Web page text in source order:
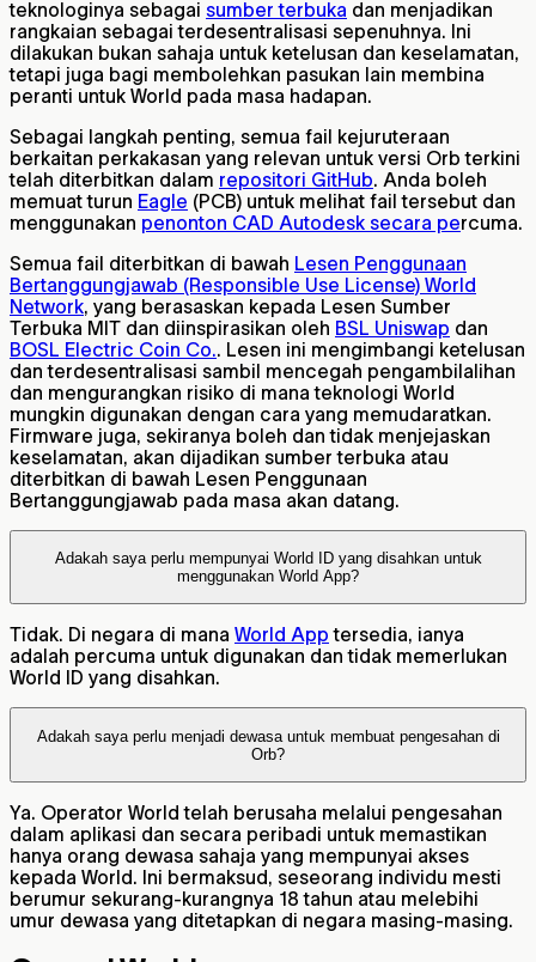
teknologinya sebagai sumber terbuka dan menjadikan
rangkaian sebagai terdesentralisasi sepenuhnya. Ini
dilakukan bukan sahaja untuk ketelusan dan keselamatan,
tetapi juga bagi membolehkan pasukan lain membina
peranti untuk World pada masa hadapan.
Sebagai langkah penting, semua fail kejuruteraan
berkaitan perkakasan yang relevan untuk versi Orb terkini
telah diterbitkan dalam repositori GitHub. Anda boleh
memuat turun Eagle (PCB) untuk melihat fail tersebut dan
menggunakan penonton CAD Autodesk secara percuma.
Semua fail diterbitkan di bawah Lesen Penggunaan
Bertanggungjawab (Responsible Use License) World
Network, yang berasaskan kepada Lesen Sumber
Terbuka MIT dan diinspirasikan oleh BSL Uniswap dan
BOSL Electric Coin Co.. Lesen ini mengimbangi ketelusan
dan terdesentralisasi sambil mencegah pengambilalihan
dan mengurangkan risiko di mana teknologi World
mungkin digunakan dengan cara yang memudaratkan.
Firmware juga, sekiranya boleh dan tidak menjejaskan
keselamatan, akan dijadikan sumber terbuka atau
diterbitkan di bawah Lesen Penggunaan
Bertanggungjawab pada masa akan datang.
Adakah saya perlu mempunyai World ID yang disahkan untuk
menggunakan World App?
Tidak. Di negara di mana World App tersedia, ianya
adalah percuma untuk digunakan dan tidak memerlukan
World ID yang disahkan.
Adakah saya perlu menjadi dewasa untuk membuat pengesahan di
Orb?
Ya. Operator World telah berusaha melalui pengesahan
dalam aplikasi dan secara peribadi untuk memastikan
hanya orang dewasa sahaja yang mempunyai akses
kepada World. Ini bermaksud, seseorang individu mesti
berumur sekurang-kurangnya 18 tahun atau melebihi
umur dewasa yang ditetapkan di negara masing-masing.